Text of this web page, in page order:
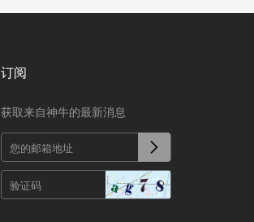
订阅
获取来自神牛的最新消息